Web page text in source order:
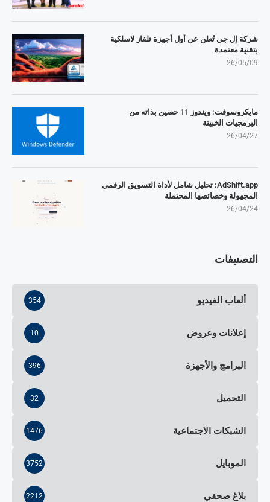
شركة إل جي تُعلن عن أول أجهزة تلفاز لاسلكية
بتقنية معتمدة
26/05/09
مايكروسوفت: ويندوز 11 حصين بذاته من
البرمجيات الخبيثة
26/04/27
AdShift.app: تحليل شامل لأداة التسويق الرقمي
المجهولة وخصائصها المحتملة
26/04/24
التصنيفات
ألعاب الفيديو 354
إعلانات وعروض 10
البرامج والأجهزة 396
التحميل 32
الشبكات الاجتماعية 1476
الموبايل 3752
بلاغ صحفي 2212